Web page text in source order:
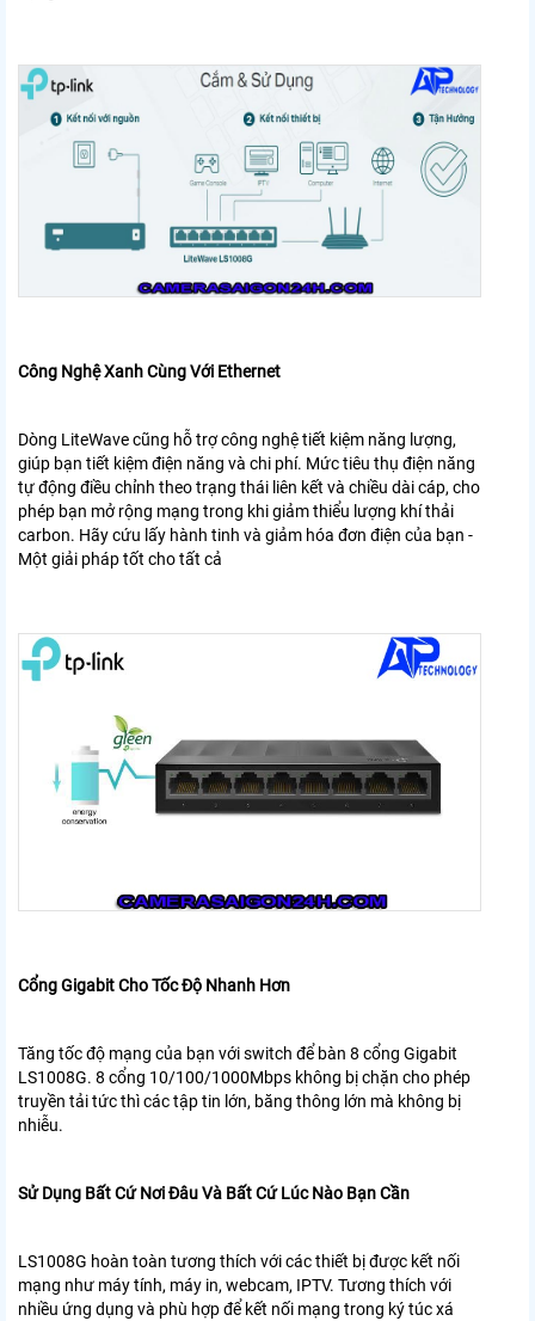
Công Nghệ Xanh Cùng Với Ethernet
Dòng LiteWave cũng hỗ trợ công nghệ tiết kiệm năng lượng,
giúp bạn tiết kiệm điện năng và chi phí. Mức tiêu thụ điện năng
tự động điều chỉnh theo trạng thái liên kết và chiều dài cáp, cho
phép bạn mở rộng mạng trong khi giảm thiểu lượng khí thải
carbon. Hãy cứu lấy hành tinh và giảm hóa đơn điện của bạn -
Một giải pháp tốt cho tất cả
Cổng Gigabit Cho Tốc Độ Nhanh Hơn
Tăng tốc độ mạng của bạn với switch để bàn 8 cổng Gigabit
LS1008G. 8 cổng 10/100/1000Mbps không bị chặn cho phép
truyền tải tức thì các tập tin lớn, băng thông lớn mà không bị
nhiễu.
Sử Dụng Bất Cứ Nơi Đâu Và Bất Cứ Lúc Nào Bạn Cần
LS1008G hoàn toàn tương thích với các thiết bị được kết nối
mạng như máy tính, máy in, webcam, IPTV. Tương thích với
nhiều ứng dụng và phù hợp để kết nối mạng trong ký túc xá